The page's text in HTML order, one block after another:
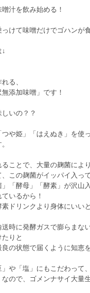
汁を飲み始める！
けて味噌だけでゴハンが
る、
無添加味噌」です！
いの？？
や姫」「はえぬき」を使
ることで、大量の麹菌によ
この麹菌がイッパイ入っ
」「酵母」「酵素」が沢山
いるから！
ドリンクより身体にいい
時に発酵ガスで膨らまな
りと
の状態で届くように知恵
や「塩」にもこだわって
ので、ゴメンナサイ大量